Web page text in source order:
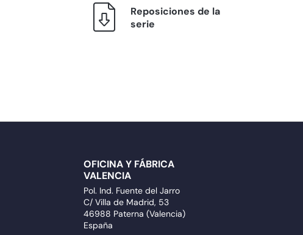
Reposiciones de la
serie
OFICINA Y FÁBRICA
VALENCIA
Pol. Ind. Fuente del Jarro
C/ Villa de Madrid, 53
46988 Paterna (Valencia)
España